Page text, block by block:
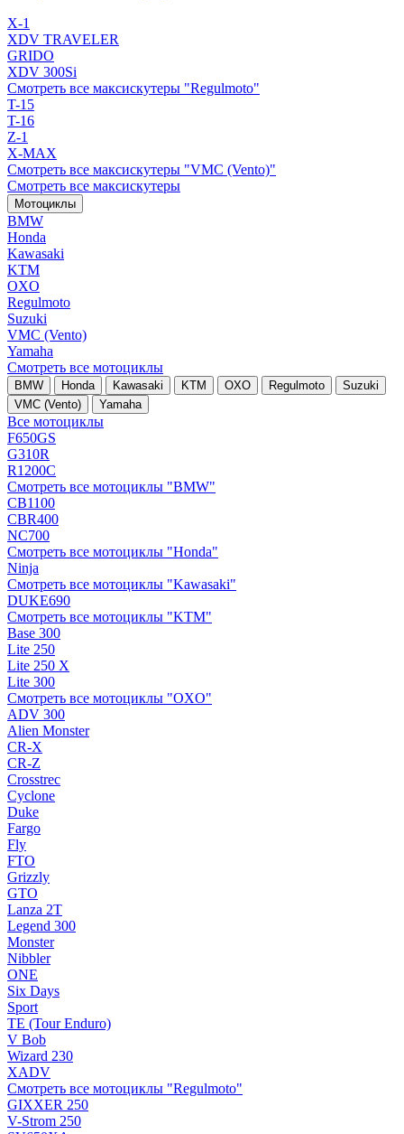
X-1
XDV TRAVELER
GRIDO
XDV 300Si
Смотреть все максискутеры "Regulmoto"
T-15
T-16
Z-1
X-MAX
Смотреть все максискутеры "VMC (Vento)"
Смотреть все максискутеры
Мотоциклы
BMW
Honda
Kawasaki
KTM
OXO
Regulmoto
Suzuki
VMC (Vento)
Yamaha
Смотреть все мотоциклы
BMW Honda Kawasaki KTM OXO Regulmoto
Suzuki
VMC (Vento)
Yamaha
Все мотоциклы
F650GS
G310R
R1200C
Смотреть все мотоциклы "BMW"
CB1100
CBR400
NC700
Смотреть все мотоциклы "Honda"
Ninja
Смотреть все мотоциклы "Kawasaki"
DUKE690
Смотреть все мотоциклы "KTM"
Base 300
Lite 250
Lite 250 X
Lite 300
Смотреть все мотоциклы "OXO"
ADV 300
Alien Monster
CR-X
CR-Z
Crosstrec
Cyclone
Duke
Fargo
Fly
FTO
Grizzly
GTO
Lanza 2T
Legend 300
Monster
Nibbler
ONE
Six Days
Sport
TE (Tour Enduro)
V Bob
Wizard 230
XADV
Смотреть все мотоциклы "Regulmoto"
GIXXER 250
V-Strom 250